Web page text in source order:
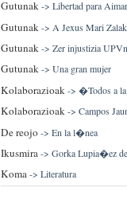
Gutunak-> Libertad para
Gutunak -> A Jexus Mari
Gutunak-> Zer injustizia
Gutunak-> Una gran mujer
Kolaborazioak-> �Todos a
Kolaborazioak-> Campos
De reojo -> En la l�nea
Ikusmira-> Gorka Lupia�ez
Koma-> Literatura